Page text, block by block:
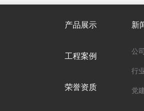
产品展示
工程案例
荣誉资质
新
公
行
党